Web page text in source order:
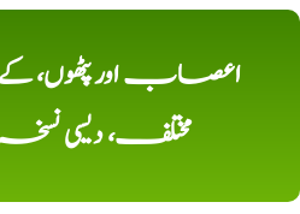
اعصاب اور پٹھوں، کے
مختلف، دیسی